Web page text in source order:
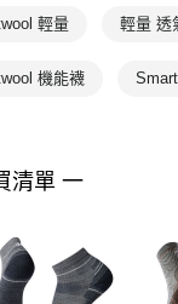
輕量 輕量 透
機能襪
清單 一